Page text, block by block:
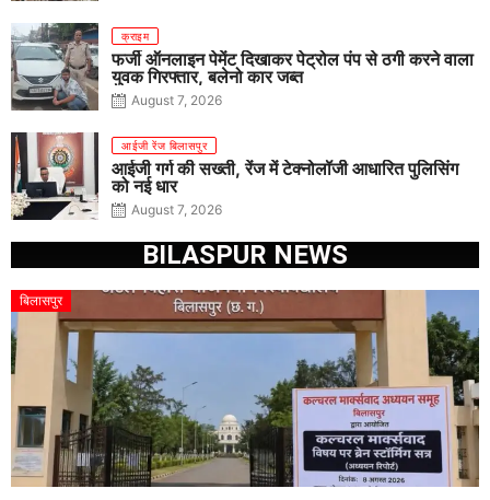
क्राइम
फर्जी ऑनलाइन पेमेंट दिखाकर पेट्रोल पंप से ठगी करने वाला
युवक गिरफ्तार, बलेनो कार जब्त
August 7, 2026
आईजी रेंज बिलासपुर
आईजी गर्ग की सख्ती, रेंज में टेक्नोलॉजी आधारित पुलिसिंग
को नई धार
August 7, 2026
BILASPUR NEWS
बिलासपुर